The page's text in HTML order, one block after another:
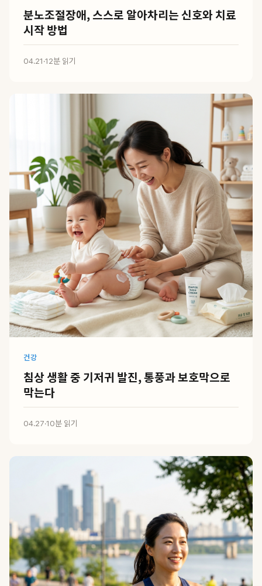
분노조절장애, 스스로 알아차리는 신호와 치료
시작 방법
04.21·12분 읽기
건강
침상 생활 중 기저귀 발진, 통풍과 보호막으로
막는다
04.27·10분 읽기